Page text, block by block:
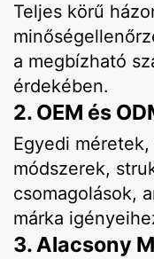
Teljes körű
a megbízható
érdekében.
2. OEM és
Egyedi
módszerek,
csomagolások,
márka
3. Alacsony